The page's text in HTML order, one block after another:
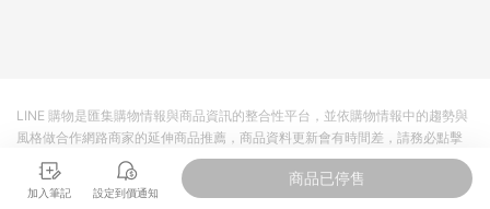
加入筆記 設定到價通知
商品已停售
LINE 購物是匯集購物情報與商品資訊的整合性平台，並依購物情報中的趨勢與
風格做合作網路商家的延伸商品推薦，商品資料更新會有時間差，請務必點擊
商品至各合作網路商家，確認現售價與購物條件，一切資訊以合作廠商網頁為
準。